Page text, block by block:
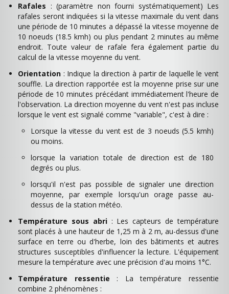
Rafales : (paramètre non fourni systématiquement) Les
rafales seront indiquées si la vitesse maximale du vent dans
une période de 10 minutes a dépassé la vitesse moyenne de
10 noeuds (18.5 kmh) ou plus pendant 2 minutes au même
endroit. Toute valeur de rafale fera également partie du
calcul de la vitesse moyenne du vent.
Orientation : Indique la direction à partir de laquelle le vent
souffle. La direction rapportée est la moyenne prise sur une
période de 10 minutes précédant immédiatement l'heure de
l'observation. La direction moyenne du vent n'est pas incluse
lorsque le vent est signalé comme "variable", c'est à dire :
Lorsque la vitesse du vent est de 3 noeuds (5.5 kmh)
ou moins.
lorsque la variation totale de direction est de 180
degrés ou plus.
lorsqu'il n'est pas possible de signaler une direction
moyenne, par exemple lorsqu'un orage passe au-
dessus de la station météo.
Température sous abri: Les capteurs de température
sont placés à une hauteur de 1,25 m à 2 m, au-dessus d'une
surface en terre ou d'herbe, loin des bâtiments et autres
structures susceptibles d'influencer la lecture. L'équipement
mesure la température avec une précision d'au moins 1°C.
Température ressentie : La température ressentie
combine 2 phénomènes :